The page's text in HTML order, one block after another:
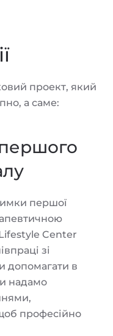
проект, який
а саме:
першої
Center
зі
допомагати в
надамо
професійно